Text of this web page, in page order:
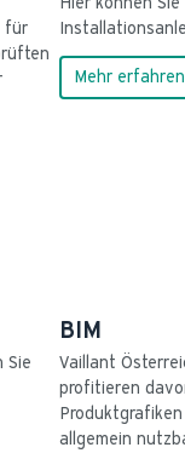
für
Mehr erfahren
Sie
BIM
Vaillant
profitieren
allgemein